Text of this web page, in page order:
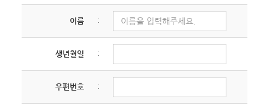
- 교회의 신앙적 목적이나 정체성에 반하는 의도를
가진 경우
제 5 조 (서비스의 제공 및 중단)
① 교회는 컴퓨터 등 정보통신설비의 보수점검, 교체
및 고장, 통신두절 등의 사유가 발생한 경우에는
서비스의 제공을 일시적으로 중단할 수 있습니다.
11. 개인정보 열람청구 처리 부서
12. 고정형 영상정보처리기기(CCTV) 운영·관리
13. 정보주체의 권익침해에 대한 구제방법
14. 개인정보 처리방침의 변경에 관한 사항
01. 개인정보의 수집 및 이용목적
인동교회는 다음의 목적을 위하여 개인정보를
이름 :
생년월일 :
우편번호 :